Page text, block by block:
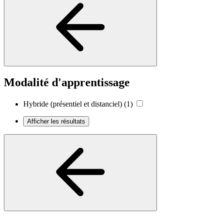
Modalité d'apprentissage
Hybride (présentiel et distanciel) (1)
Afficher les résultats